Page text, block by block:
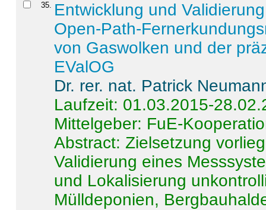
35. Entwicklung und
Open-Path-
von Gaswolken und der
EValOG
Dr. rer. nat. Patrick
Laufzeit: 01.03.2015-
Mittelgeber: FuE-
Abstract:Zielsetzung
Validierung eines
und Lokalisierung
Mülldeponien,